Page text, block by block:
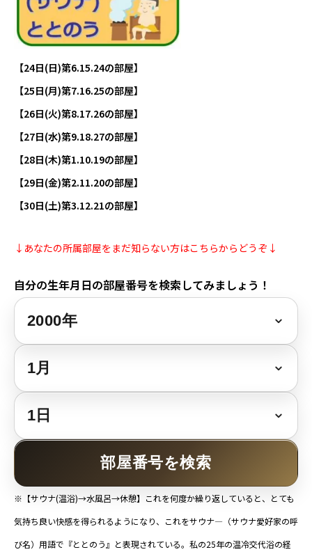
【24日(日)第6.15.24の部屋】
【25日(月)第7.16.25の部屋】
【26日(火)第8.17.26の部屋】
【27日(水)第9.18.27の部屋】
【28日(木)第1.10.19の部屋】
【29日(金)第2.11.20の部屋】
【30日(土)第3.12.21の部屋】
↓あなたの所属部屋をまだ知らない方はこちらからどうぞ↓
自分の生年月日の部屋番号を検索してみましょう！
部屋番号を検索
※【サウナ(温浴)→水風呂→休憩】これを何度か繰り返していると、とても
気持ち良い快感を得られるようになり、これをサウナ―（サウナ愛好家の呼
び名）用語で『ととのう』と表現されている。私の25年の温冷交代浴の経